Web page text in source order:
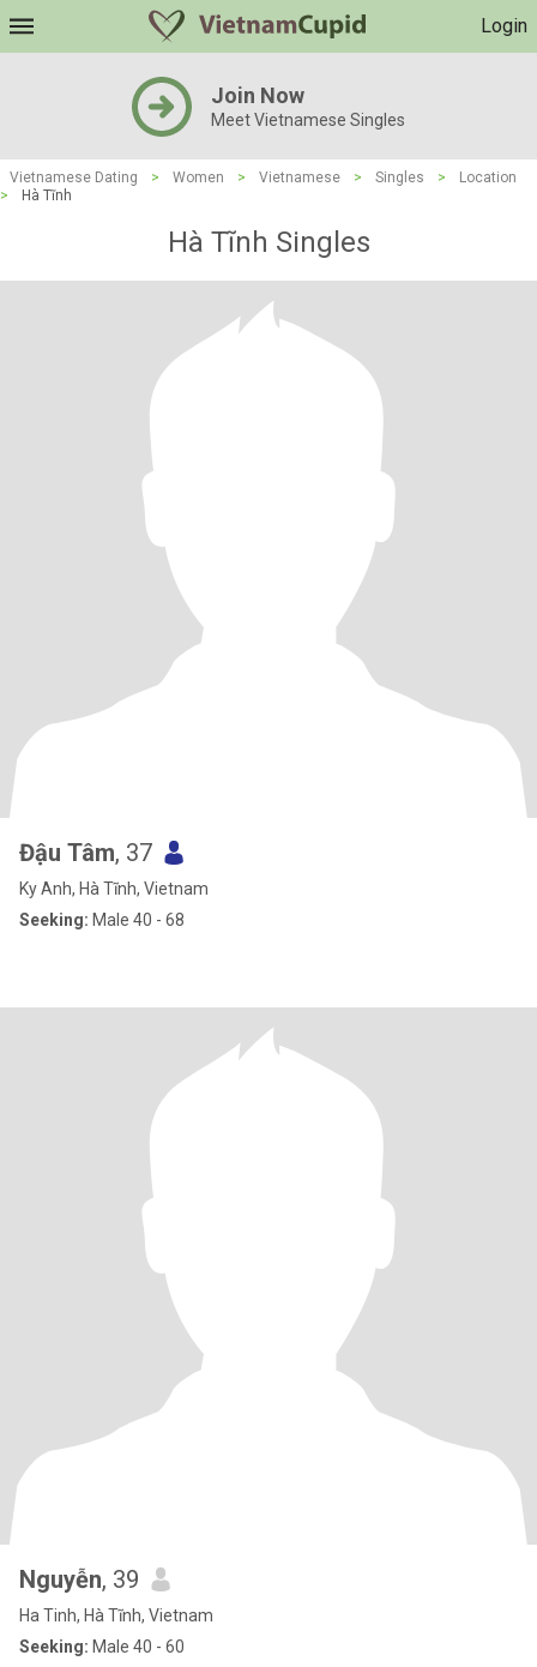
Login
Join Now
Meet Vietnamese Singles
Vietnamese Dating > Women > Vietnamese > Singles >
Location
>
Hà Tĩnh
Hà Tĩnh Singles
Đậu Tâm, 37
Ky Anh, Hà Tĩnh, Vietnam
Seeking: Male 40 - 68
Nguyễn, 39
Ha Tinh, Hà Tĩnh, Vietnam
Seeking: Male 40 - 60